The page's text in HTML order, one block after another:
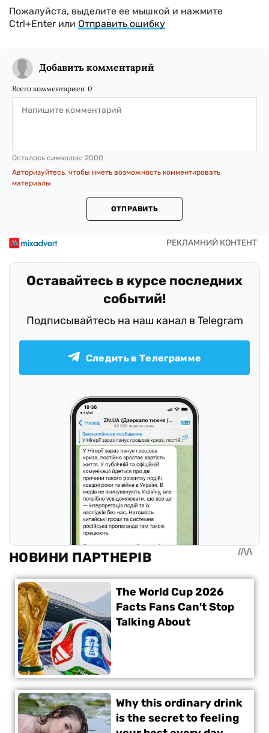
Пожалуйста, выделите ее мышкой и нажмите
Ctrl+Enter или Отправить ошибку
Добавить комментарий
Всего комментариев: 0
Осталось символов: 2000
Авторизуйтесь, чтобы иметь возможность комментировать
материалы
ОТПРАВИТЬ
Оставайтесь в курсе последних
событий!
Подписывайтесь на наш канал в Telegram
Следить в Телеграмме